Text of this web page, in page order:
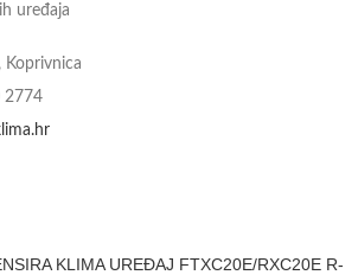
uređaja
Koprivnica
2774
KLIMA UREĐAJ FTXC20E/RXC20E R-